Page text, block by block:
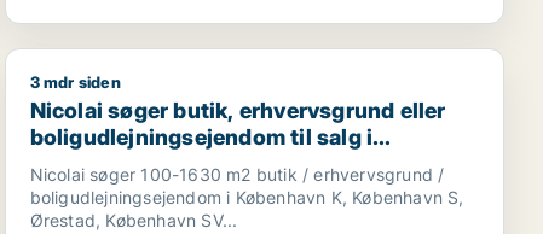
hotel eller garage til salg i Storkøbenhavn
Nicolai søger butik, erhvervsgrund eller
3 mdr siden
Nicolai søger butik, erhvervsgrund eller
boligudlejningsejendom til salg i
København K, København S eller Ørestad
m.fl.
Nicolai søger 100-1630 m2 butik / erhvervsgrund /
boligudlejningsejendom i København K, København S,
Ørestad, København SV...